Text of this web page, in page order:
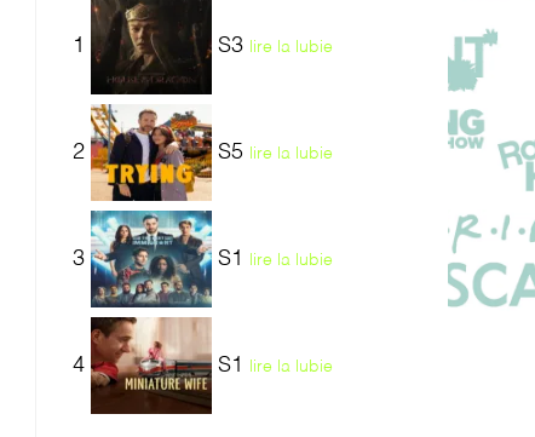
1 S3 lire la lubie
2 S5 lire la lubie
3 S1 lire la lubie
4 S1 lire la lubie